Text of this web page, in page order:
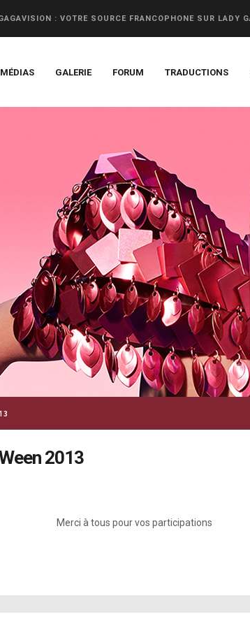
: VOTRE SOURCE FRANCOPHONE SUR LADY
MÉDIAS GALERIE FORUM TRADUCTIONS
2013
Merci à tous pour vos participations